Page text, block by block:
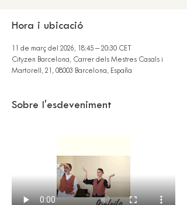
Hora i ubicació
11 de març del 2026, 18:45 – 20:30 CET
Cityzen Barcelona, Carrer dels Mestres Casals i
Martorell, 21, 08003 Barcelona, España
Sobre l'esdeveniment